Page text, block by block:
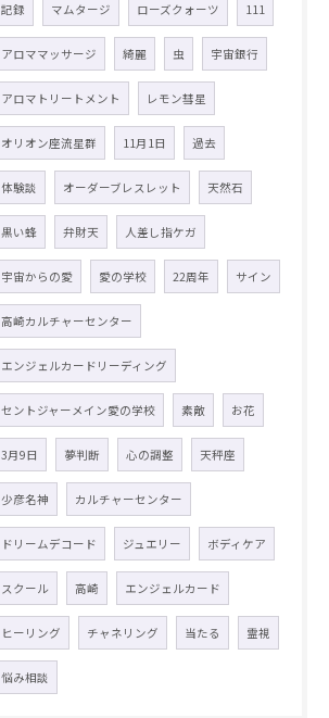
記録 マムタージ ローズクォーツ 111
アロママッサージ 綺麗 虫 宇宙銀行
アロマトリートメント レモン彗星
オリオン座流星群 11月1日 過去
体験談 オーダーブレスレット 天然石
黒い蜂 弁財天 人差し指ケガ
宇宙からの愛 愛の学校 22周年 サイン
高崎カルチャーセンター
エンジェルカードリーディング
セントジャーメイン愛の学校 素敵 お花
3月9日 夢判断 心の調整 天秤座
少彦名神 カルチャーセンター
ドリームデコード ジュエリー ボディケア
スクール 高崎 エンジェルカード
ヒーリング チャネリング 当たる 霊視
悩み相談